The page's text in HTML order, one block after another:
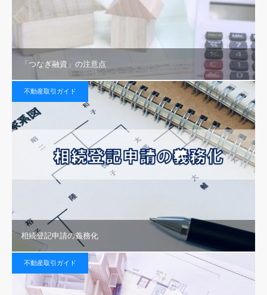
「つなぎ融資」の注意点
不動産取引ガイド
相続登記申請の義務化
不動産取引ガイド